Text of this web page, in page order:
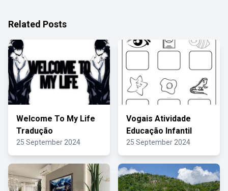
Related Posts
Welcome To My Life
Tradução
25 September 2024
Vogais Atividade
Educação Infantil
25 September 2024